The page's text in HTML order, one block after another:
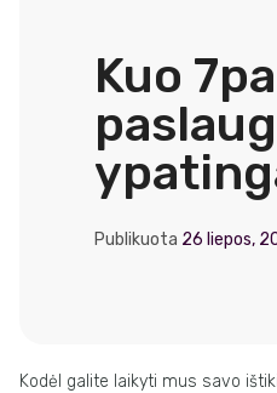
Kuo
Publikuota 26 liepos,
Kodėl galite laikyti mus savo